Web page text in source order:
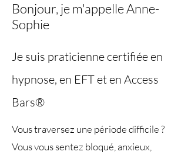
Bonjour, je m'appelle Anne-
Sophie
Je suis praticienne certifiée en
hypnose, en EFT et en Access
Bars®
Voustraversez une période difficile ?
Vous vous sentez bloqué, anxieux,